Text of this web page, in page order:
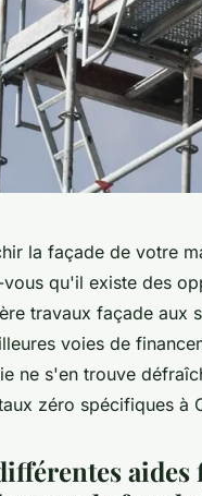
la façade de votre
vous qu'il existe des
travaux façade aux
voies de
ne s'en trouve
zéro spécifiques à